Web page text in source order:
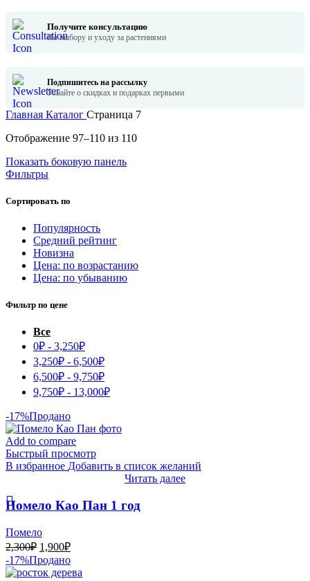
4,000₽.
Получите консультацию
По выбору и уходу за растениями
Подпишитесь на рассылку
Узнайте о скидках и подарках первыми
Главная Каталог Страница 7
Отображение 97–110 из 110Сортировка:
Показать боковую панель
Фильтры
Сортировать по
Популярность
Средний рейтинг
Новизна
Цена: по возрастанию
Цена: по убыванию
Фильтр по цене
Все
0₽ - 3,250₽
3,250₽ - 6,500₽
6,500₽ - 9,750₽
9,750₽ - 13,000₽
-17%Продано
Add to compare
Быстрый просмотр
В избранное Добавить в список желаний
Читать далее
Помело Као Пан 1 год
Помело
2,300₽ Первоначальная
цена
составляла
1,900₽Текущая
1,900₽.
-17%Продано